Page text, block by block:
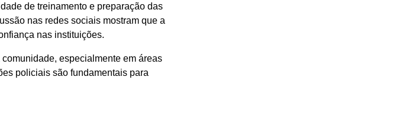
de treinamento e preparação das
nas redes sociais mostram que a
nas instituições.
especialmente em áreas
policiais são fundamentais para